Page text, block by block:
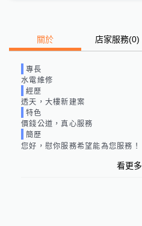
關於 店家服務(0)
專長
水電維修
經歷
透天，大樓新建案
特色
價錢公道，真心服務
簡歷
您好，慰你服務希望能為您服務！
看更多